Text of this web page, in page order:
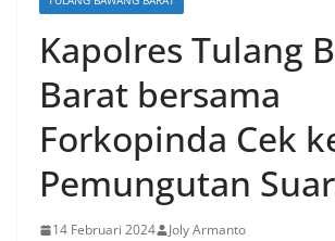
Kapolres Tulang
Barat bersama
Forkopinda Cek
Pemungutan
14 Februari 2024 Joly Armanto